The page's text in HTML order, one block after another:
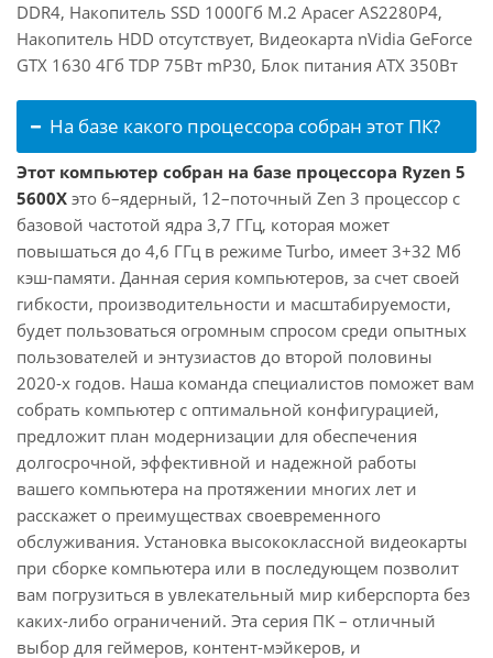
DDR4, Накопитель SSD 1000Гб M.2 Apacer AS2280P4,
Накопитель HDD отсутствует, Видеокарта nVidia GeForce
GTX 1630 4Гб TDP 75Вт mP30, Блок питания ATX 350Вт
На базе какого процессора собран этот ПК?
Этот компьютер собран на базе процессора Ryzen 5
5600X это 6–ядерный, 12–поточный Zen 3 процессор с
базовой частотой ядра 3,7 ГГц, которая может
повышаться до 4,6 ГГц в режиме Turbo, имеет 3+32 Мб
кэш-памяти. Данная серия компьютеров, за счет своей
гибкости, производительности и масштабируемости,
будет пользоваться огромным спросом среди опытных
пользователей и энтузиастов до второй половины
2020-х годов. Наша команда специалистов поможет вам
собрать компьютер с оптимальной конфигурацией,
предложит план модернизации для обеспечения
долгосрочной, эффективной и надежной работы
вашего компьютера на протяжении многих лет и
расскажет о преимуществах своевременного
обслуживания. Установка высококлассной видеокарты
при сборке компьютера или в последующем позволит
вам погрузиться в увлекательный мир киберспорта без
каких-либо ограничений. Эта серия ПК – отличный
выбор для геймеров, контент-мэйкеров, и